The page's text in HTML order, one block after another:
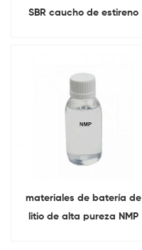
SBR caucho de estireno
materiales de batería de
litio de alta pureza NMP